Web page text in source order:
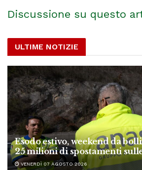
Discussione su questo
ULTIME NOTIZIE
Esodo estivo, weekend da
25 milioni di spostamenti
VENERDÌ 07 AGOSTO 2026